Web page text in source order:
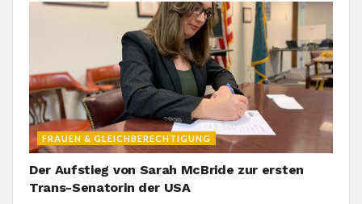
FRAUEN & GLEICHBERECHTIGUNG
Der Aufstieg von Sarah McBride zur ersten
Trans-Senatorin der USA